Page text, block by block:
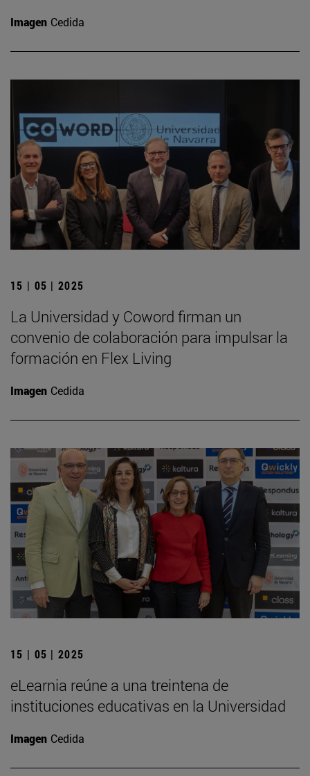
Imagen Cedida
15 | 05 | 2025
La Universidad y Coword firman un
convenio de colaboración para impulsar la
formación en Flex Living
Imagen Cedida
15 | 05 | 2025
eLearnia reúne a una treintena de
instituciones educativas en la Universidad
Imagen Cedida